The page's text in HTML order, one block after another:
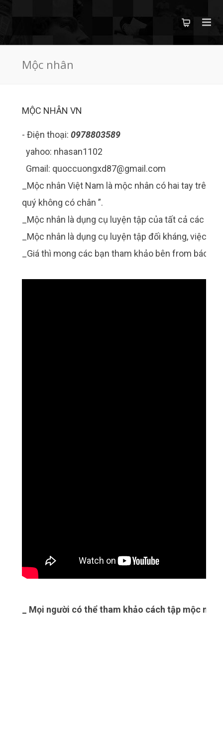
Mộc nhân
MỘC NHÂN VN
- Điện thoại: 0978803589
yahoo: nhasan1102
Gmail: quoccuongxd87@gmail.com
_Mộc nhân Việt Nam là mộc nhân có hai tay trên
quý không có chân ”.
_Mộc nhân là dụng cụ luyện tập của tất cả các
_Mộc nhân là dụng cụ luyện tập đối kháng, việc
_Giá thì mong các bạn tham khảo bên from báo giá.
_ Mọi người có thể tham khảo cách tập mộc